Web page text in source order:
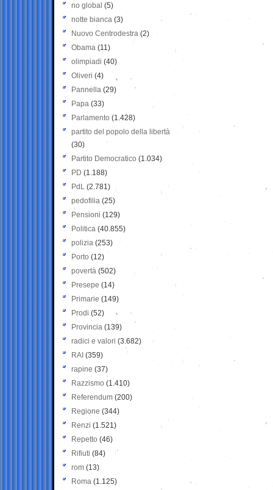
no global (5)
notte bianca (3)
Nuovo Centrodestra (2)
Obama (11)
olimpiadi (40)
Oliveri (4)
Pannella (29)
Papa (33)
Parlamento (1.428)
partito del popolo della libertà
(30)
Partito Democratico (1.034)
PD (1.188)
PdL (2.781)
pedofilia (25)
Pensioni (129)
Politica (40.855)
polizia (253)
Porto (12)
povertà (502)
Presepe (14)
Primarie (149)
Prodi (52)
Provincia (139)
radici e valori (3.682)
RAI (359)
rapine (37)
Razzismo (1.410)
Referendum (200)
Regione (344)
Renzi (1.521)
Repetto (46)
Rifiuti (84)
rom (13)
Roma (1.125)